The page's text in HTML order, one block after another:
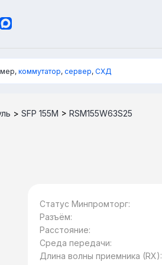
коммутатор, сервер, СХД
> SFP 155M > RSM155W63S25
Статус Минпромторг:
Разъём:
Расстояние:
Среда передачи:
Длина волны приемника (RX):